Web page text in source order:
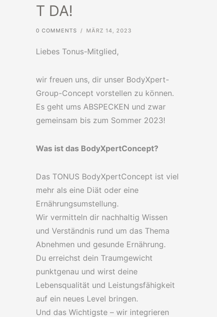
T DA!
0 COMMENTS / MÄRZ 14, 2023
Liebes Tonus-Mitglied,
wir freuen uns, dir unser BodyXpert-
Group-Concept vorstellen zu können.
Es geht ums ABSPECKEN und zwar
gemeinsam bis zum Sommer 2023!
Was ist das BodyXpertConcept?
Das TONUS BodyXpertConcept ist viel
mehr als eine Diät oder eine
Ernährungsumstellung.
Wir vermitteln dir nachhaltig Wissen
und Verständnis rund um das Thema
Abnehmen und gesunde Ernährung.
Du erreichst dein Traumgewicht
punktgenau und wirst deine
Lebensqualität und Leistungsfähigkeit
auf ein neues Level bringen.
Und das Wichtigste – wir integrieren